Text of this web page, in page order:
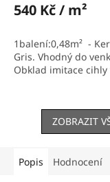
produktu
z
5
hvězdiček.
540 Kč / m²
1balení:0,48m² -
Gris. Vhodný do
Obklad imitace
ZOBRAZIT
Popis Hodnocení